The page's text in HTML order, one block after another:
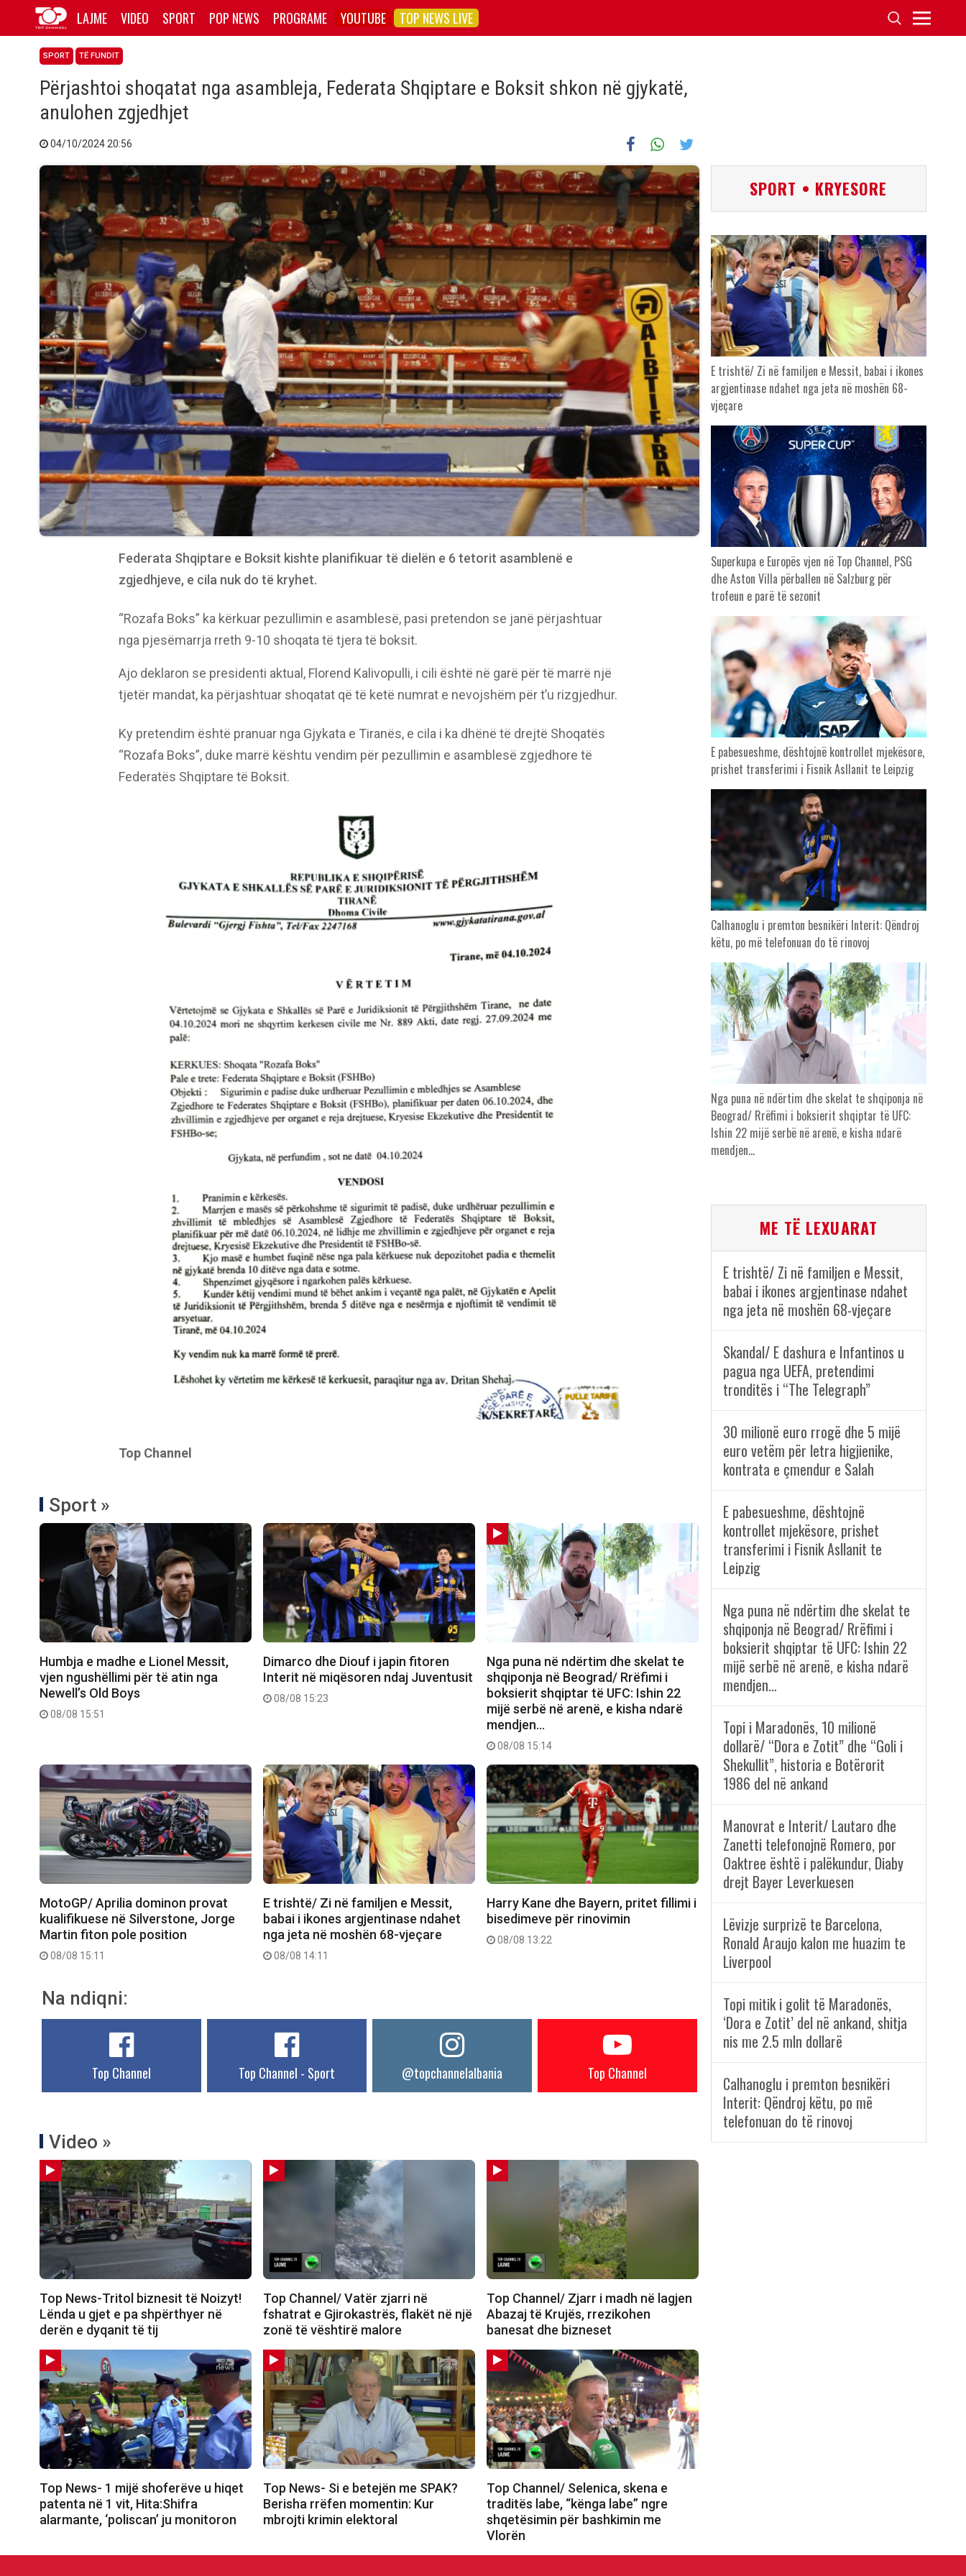
LAJME VIDEO SPORT POP NEWS PROGRAME YOUTUBE TOP NEWS LIVE
SPORT TË FUNDIT
Përjashtoi shoqatat nga asambleja, Federata Shqiptare e Boksit shkon në gjykatë,
anulohen zgjedhjet
04/10/2024 20:56
Federata Shqiptare e Boksit kishte planifikuar të dielën e 6 tetorit asamblenë e
zgjedhjeve, e cila nuk do të kryhet.
“Rozafa Boks” ka kërkuar pezullimin e asamblesë, pasi pretendon se janë përjashtuar
nga pjesëmarrja rreth 9-10 shoqata të tjera të boksit.
Ajo deklaron se presidenti aktual, Florend Kalivopulli, i cili është në garë për të marrë një
tjetër mandat, ka përjashtuar shoqatat që të ketë numrat e nevojshëm për t’u rizgjedhur.
Ky pretendim është pranuar nga Gjykata e Tiranës, e cila i ka dhënë të drejtë Shoqatës
“Rozafa Boks”, duke marrë kështu vendim për pezullimin e asamblesë zgjedhore të
Federatës Shqiptare të Boksit.
Top Channel
Sport »
Humbja e madhe e Lionel Messit,
vjen ngushëllimi për të atin nga
Newell’s Old Boys
08/08 15:51
Dimarco dhe Diouf i japin fitoren
Interit në miqësoren ndaj Juventusit
08/08 15:23
Nga puna në ndërtim dhe skelat te
shqiponja në Beograd/ Rrëfimi i
boksierit shqiptar të UFC: Ishin 22
mijë serbë në arenë, e kisha ndarë
mendjen…
08/08 15:14
MotoGP/ Aprilia dominon provat
kualifikuese në Silverstone, Jorge
Martin fiton pole position
08/08 15:11
E trishtë/ Zi në familjen e Messit,
babai i ikones argjentinase ndahet
nga jeta në moshën 68-vjeçare
08/08 14:11
Harry Kane dhe Bayern, pritet fillimi i
bisedimeve për rinovimin
08/08 13:22
Na ndiqni:
Top Channel Top Channel - Sport @topchannelalbania Top Channel
Video »
Top News-Tritol biznesit të Noizyt!
Lënda u gjet e pa shpërthyer në
derën e dyqanit të tij
Top Channel/ Vatër zjarri në
fshatrat e Gjirokastrës, flakët në një
zonë të vështirë malore
Top Channel/ Zjarr i madh në lagjen
Abazaj të Krujës, rrezikohen
banesat dhe bizneset
Top News- 1 mijë shoferëve u hiqet
patenta në 1 vit, Hita:Shifra
alarmante, ‘poliscan’ ju monitoron
Top News- Si e betejën me SPAK?
Berisha rrëfen momentin: Kur
mbrojti krimin elektoral
Top Channel/ Selenica, skena e
traditës labe, “kënga labe” ngre
shqetësimin për bashkimin me
Vlorën
SPORT • KRYESORE
E trishtë/ Zi në familjen e Messit, babai i ikones
argjentinase ndahet nga jeta në moshën 68-
vjeçare
Superkupa e Europës vjen në Top Channel, PSG
dhe Aston Villa përballen në Salzburg për
trofeun e parë të sezonit
E pabesueshme, dështojnë kontrollet mjekësore,
prishet transferimi i Fisnik Asllanit te Leipzig
Calhanoglu i premton besnikëri Interit: Qëndroj
këtu, po më telefonuan do të rinovoj
Nga puna në ndërtim dhe skelat te shqiponja në
Beograd/ Rrëfimi i boksierit shqiptar të UFC:
Ishin 22 mijë serbë në arenë, e kisha ndarë
mendjen…
ME TË LEXUARAT
E trishtë/ Zi në familjen e Messit,
babai i ikones argjentinase ndahet
nga jeta në moshën 68-vjeçare
Skandal/ E dashura e Infantinos u
pagua nga UEFA, pretendimi
tronditës i “The Telegraph”
30 milionë euro rrogë dhe 5 mijë
euro vetëm për letra higjienike,
kontrata e çmendur e Salah
E pabesueshme, dështojnë
kontrollet mjekësore, prishet
transferimi i Fisnik Asllanit te
Leipzig
Nga puna në ndërtim dhe skelat te
shqiponja në Beograd/ Rrëfimi i
boksierit shqiptar të UFC: Ishin 22
mijë serbë në arenë, e kisha ndarë
mendjen…
Topi i Maradonës, 10 milionë
dollarë/ “Dora e Zotit” dhe “Goli i
Shekullit”, historia e Botërorit
1986 del në ankand
Manovrat e Interit/ Lautaro dhe
Zanetti telefonojnë Romero, por
Oaktree është i palëkundur, Diaby
drejt Bayer Leverkuesen
Lëvizje surprizë te Barcelona,
Ronald Araujo kalon me huazim te
Liverpool
Topi mitik i golit të Maradonës,
‘Dora e Zotit’ del në ankand, shitja
nis me 2.5 mln dollarë
Calhanoglu i premton besnikëri
Interit: Qëndroj këtu, po më
telefonuan do të rinovoj